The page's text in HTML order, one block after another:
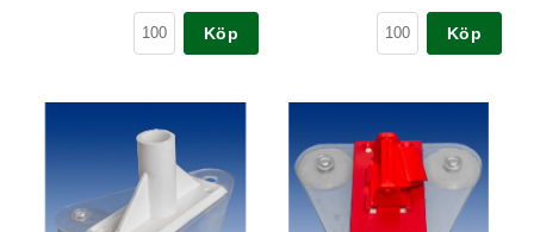
Köp Köp